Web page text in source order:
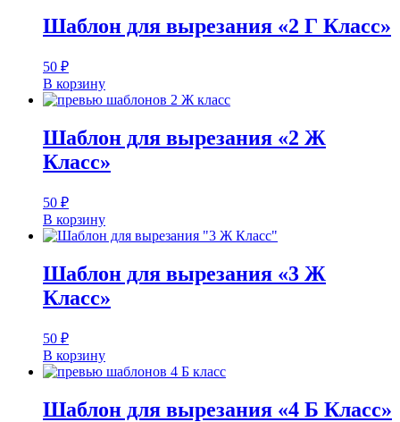
Шаблон для вырезания «2 Г Класс»
50 ₽
В корзину
Шаблон для вырезания «2 Ж
Класс»
50 ₽
В корзину
Шаблон для вырезания «3 Ж
Класс»
50 ₽
В корзину
Шаблон для вырезания «4 Б Класс»